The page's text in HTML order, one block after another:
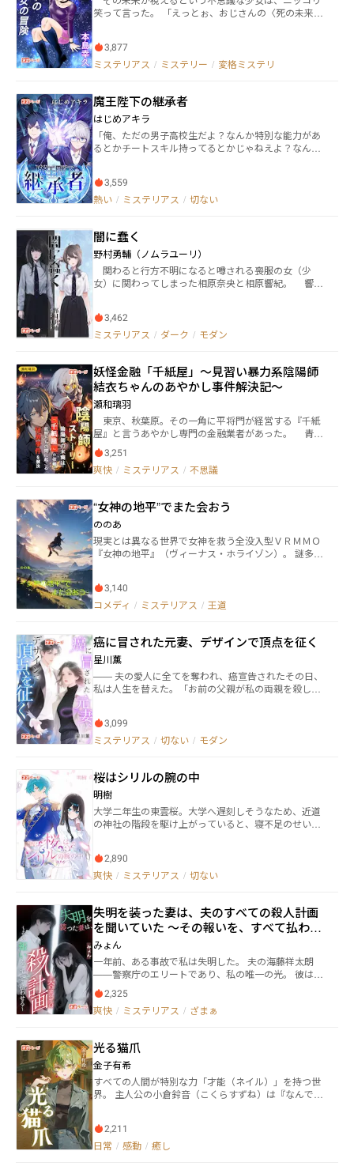
レノアが辿り着いた真実とは……？ ＊大陸の恋シリー
ズ三部作Ver.2.0 ＊カクヨム、Nolaノベルでも公開中
まり詳細な表現はありませんが、苦手な方はご注意下
さい。R-15に該当すると思われるエピソードにはタイ
トルに＊マークを付けております。
笑って言った。 「えっとぉ、おじさんの〈死の未来〉
ざる手に抗うしかない。しかしその状況は悪化の一途
を辿り…… かつて週刊少年マガジンに連載されてい
で。
3,877
ミステリアス / ミステリー / 変格ミステリ
魔王陛下の継承者
はじめアキラ
「俺、ただの男子高校生だよ？なんか特別な能力があ
るとかチートスキル持ってるとかじゃねえよ？なんで
異世界の魔王になって世界征服をする夢である。 ラ
ノベでも読み過ぎたのか？と楽観的に考えていたある
は、フェイタルワールド。 全寮制であり、魔族の血
を継ぐ高校生相当の少年達が通う特別な学校だった。
そこは、次世代の魔王となる者を選ぶ特別な学園。
最後の仕上げとして、異世界に転生している“先代魔
王”を召喚し、次の魔王を選んでもらおうとしていたの
正体だったのである。 次の魔王を選ぶためには、ミ
ノルが魔王としての記憶と力を取り戻した上で、その
相手とセックスをしなければいけないという。でなけ
静。 そして相手に言うことを聞かせるために行われ
る『魔女の夜会』という特殊な魔法と、ゲームじみた
数々の勝負を挑んでくる学園の生徒たち。 学園にお
けるミノルの、波乱万丈な日々が幕を開ける！ ※この
作品には、R15指定レベルの残酷描写、暴力描写が含
まれます。 ※かなり間接的、遠まわしになりますが性
的行為に関する言及が多いため、性描写アリ指定にも
しています。実際のセックス表現はありません。ご注
意ください。 ※更新は基本的に月曜日、水曜日、金曜
ます。
3,559
熱い / ミステリアス / 切ない
闇に蠢く
野村勇輔（ノムラユーリ）
関わると行方不明になると噂される喪服の女（少
女）に関わってしまった相原奈央と相原響紀。 響紀
無断転載等不可
3,462
ミステリアス / ダーク / モダン
妖怪金融「千紙屋」～見習い暴力系陰陽師
結衣ちゃんのあやかし事件解決記～
瀬和璃羽
東京、秋葉原。その一角に平将門が経営する『千紙
屋』と言うあやかし専門の金融業者があった。 青
龍、白虎、朱雀、玄武による四神結界に護られている
東京だが、朱雀の守護する海浜地区に反属性である
山、玄武の属性である高層マンションが乱立したこと
したちは金融面で弱い。そんな彼らに貸し出しや保証
人となり、時には妖怪と人間の揉め事などにも介入す
る。 それが『千紙屋』……そんな千紙屋に、将門公
に見い出された二人の人間が加わる。 これは新田周
平、芦屋結衣。二人の見習い陰陽師の物語である。
3,251
爽快 / ミステリアス / 不思議
“女神の地平”でまた会おう
ののあ
現実とは異なる世界で女神を救う全没入型ＶＲＭＭＯ
『女神の地平』（ヴィーナス・ホライゾン）。 謎多き
い鎧の騎士ガーベラに助けられ、いきなり仲間に誘わ
れることに。 フウヤの協力が必要。 そう口にするガー
て“願いを叶える”ことだった。 フウヤはガーベラに協
力して最初のパーティを結成。 クエスト『封じられた
女神の解放』に向けて、スキルアップにレベリング、
レア装備集めと大奮闘。 徐々に絆を深めていく二人
は、大切な願いを叶えるためにまるでクリアさせる気
ラクター■ ・フウヤ 女神の地平を始めたばかりのニ
ュービー・ゲーマー。 素早さに関して大きな才能を
秘めている少年。 ・ガーベラ 蒼い鎧と大剣が特徴の
3,140
コメディ / ミステリアス / 王道
癌に冒された元妻、デザインで頂点を征く
星川薰
—— 夫の愛人に全てを奪われ、癌宣告されたその日、
私は人生を替えた。​​「お前の父親が私の両親を殺し
生きてきた。家庭も尊厳も、全てを捧げた。しかし、
彼の心は愛人・藤原美咲にあり、彼女に迫るのは離婚
望の淵で、星は神秘的な人物「神尾蒼」と出会う。彼
は巨額の治療費と引き換えに、ある契約を持ちかけ
る。「毎夜、私のそばにいてくれ」。謎に満ちたこの
男に導かれ、星はかつて忘れていた夢——和服デザイ
ンの世界に足を踏み入れる。​ 読者の心を掴む見どころ ​​
愛人による執拗な嫌がらせ…全ての苦境が、逆転への
原動力となる！​​「虐妻一時爽、追妻火葬場」本格展
開：​​ 離婚後、星の才能が光り始めると、かつて冷たく
秘密：​​ 星を救い、導く謎の財閥御曹司。彼の執着の裏
には、過去の悲劇と深い因縁が隠されている——！​美
しくも残酷な和服デザイン界のサクセスストーリー：​​
伝統工芸の世界で、才能と努力だけで頂点を目指す女
性の成長と輝きに感動！​娘との絆と命のリレー：​​ 全て
の苦闘の根底にある、娘への深い愛。病気と闘いなが
らも母として強く生きる姿に涙が止まらない。​愛も命
も奪われた元妻が、最後の情熱をデザインに込めて、
世界に逆襲する！​​​​「蓮、あなたが私を踏みにじったそ
3,099
ミステリアス / 切ない / モダン
桜はシリルの腕の中
明樹
大学二年生の東雲桜。大学へ遅刻しそうなため、近道
の神社の階段を駆け上がっていると、寝不足のせいか
た場所で、桜は運悪くこの場所の不思議な現象に巻き
込まれてしまった。飛ばされた先で最初に出会ったの
で、桜は助けてくれたことには感謝したが、あまりに
も思いやりに欠ける態度や言葉を吐くシリルに、こと
あるごとに怒った。桜は短期で気が強く、思ったこと
をはっきりと言う性格なのだ。そのせいもあり、元の
世界では孤立しがちだったけど。そんな桜にも優しく
接してくれたのが相沢先輩だ。シリルに怒り傷つけら
れるたびに相沢先輩を思い出し、帰りたいと泣いた。
シリルに怒りながらも、こちらの世界では行くあての
ない桜は、使用人達の手伝いをして屋敷に住まわせて
ぜかと考え気づいた。こちらの世界の人達は、様々な
髪色をしている。赤や青、緑や黄、紫まである。シリ
ルも美しいターコイズブルーの髪色だ。その髪色が余
計に端正な顔を際立たせている。癪だけど。しかし目
の色は一つしかない。琥珀色だ。透明感のある茶色が
目が神々しく見えるらしい。桜は祖母がイギリス人の
クオーターで、黒髪に青い目をしている。その青い目
のためか、桜は使用人達と同じような身分だというの
2,890
爽快 / ミステリアス / 切ない
失明を装った妻は、夫のすべての殺人計画
を聞いていた 〜その報いを、すべて払わせ
る〜
みょん
一年前、ある事故で私は失明した。 夫の海藤祥太朗
——警察庁のエリートであり、私の唯一の光。 彼は献
身的に私を支え、目の見えない私のために、完璧な世
界を築き上げてくれた。 ――あのリップが現れるまでは、
私は何も気づかなかった。 彼の優しさの奥に、骨の髄
夜。 彼は震える私の手に毒薬を握らせ、ゆっくりと死
を見届けようとした。 けれど、彼の計算は一つだけ誤
っていた。 警察の前で私は静かに目を開け、録音機を
テーブルに置いた。 そこには、彼が犯したすべての殺
人計画が残されていた。 「ねぇ、あなた。私が失明し
2,325
爽快 / ミステリアス / ざまぁ
光る猫爪
金子有希
すべての人間が特別な力「才能（ネイル）」を持つ世
界。 主人公の小倉鈴音（こくらすずね）は『なんでも
った世界のどこにでもある物語。 そして、鈴音の裏の
2,211
日常 / 感動 / 癒し